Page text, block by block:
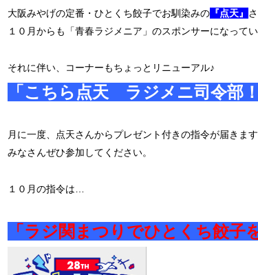
大阪みやげの定番・ひとくち餃子でお馴染みの 『点天』
１０月からも「青春ラジメニア」のスポンサーになって
それに伴い、コーナーもちょっとリニューアル♪
「こちら点天 ラジメニ司令部！
月に一度、点天さんからプレゼント付きの指令が届きま
みなさんぜひ参加してください。
１０月の指令は…
「ラジ関まつりでひとくち餃子